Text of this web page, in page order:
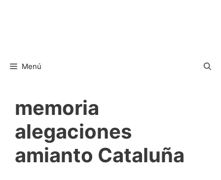
Menú
memoria
alegaciones
amianto Cataluña